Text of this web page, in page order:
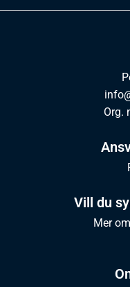
Org.
Vill du
Mer